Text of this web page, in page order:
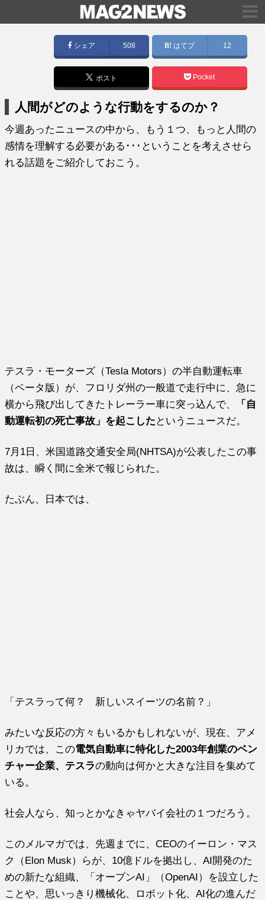
シェア 508 はてブ 12
ポスト Pocket
人間がどのような行動をするのか？
今週あったニュースの中から、もう１つ、もっと人間の
感情を理解する必要がある･･･ということを考えさせら
れる話題をご紹介しておこう。
テスラ・モーターズ（Tesla Motors）の半自動運転車
（ベータ版）が、フロリダ州の一般道で走行中に、急に
横から飛び出してきたトレーラー車に突っ込んで、
「自
動運転初の死亡事故」を起こした というニュースだ。
7月1日、米国道路交通安全局(NHTSA)が公表したこの事
故は、瞬く間に全米で報じられた。
たぶん、日本では、
「テスラって何？ 新しいスイーツの名前？」
みたいな反応の方々もいるかもしれないが、現在、アメ
リカでは、この電気自動車に特化した2003年創業のベン
チャー企業、テスラの動向は何かと大きな注目を集めて
いる。
社会人なら、知っとかなきゃヤバイ会社の１つだろう。
このメルマガでは、先週までに、CEOのイーロン・マス
ク（Elon Musk）らが、10億ドルを拠出し、AI開発のた
めの新たな組織、「オープンAI」（OpenAI）を設立した
ことや、思いっきり機械化、ロボット化、AI化の進んだ